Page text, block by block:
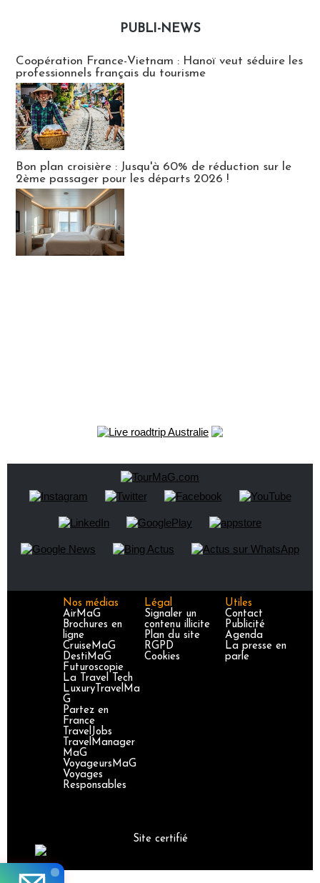
PUBLI-NEWS
Coopération France-Vietnam : Hanoï veut séduire les
professionnels français du tourisme
Bon plan croisière : Jusqu'à 60% de réduction sur le
2ème passager pour les départs 2026 !
Nos médias
AirMaG
Brochures en
ligne
CruiseMaG
DestiMaG
Futuroscopie
La Travel Tech
LuxuryTravelMa
G
Partez en
France
TravelJobs
TravelManager
MaG
VoyageursMaG
Voyages
Responsables
Légal
Signaler un
contenu illicite
Plan du site
RGPD
Cookies
Utiles
Contact
Publicité
Agenda
La presse en
parle
Site certifié